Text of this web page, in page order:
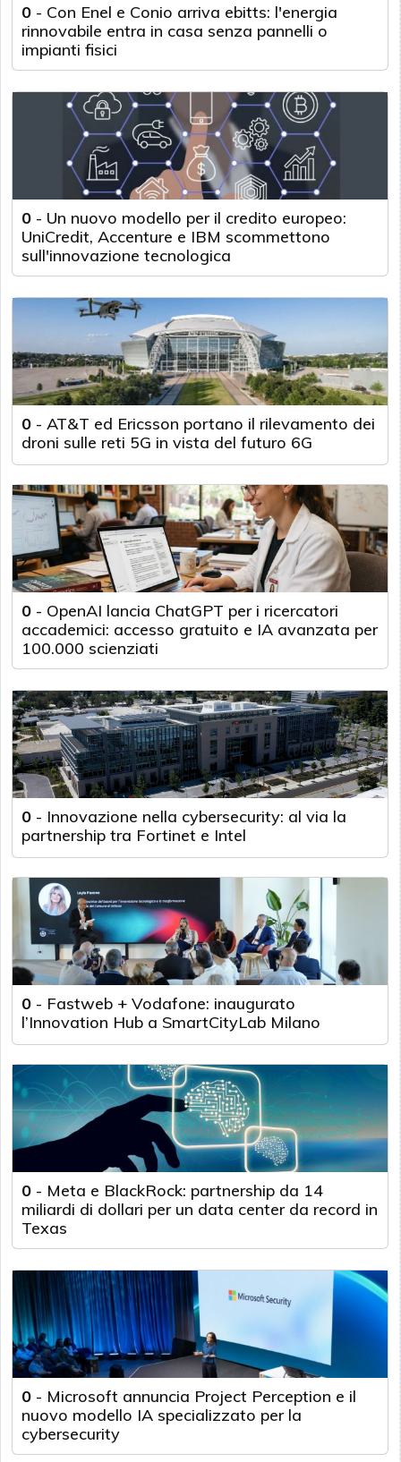
0 - Con Enel e Conio arriva ebitts: l'energia
rinnovabile entra in casa senza pannelli o
impianti fisici
0 - Un nuovo modello per il credito europeo:
UniCredit, Accenture e IBM scommettono
sull'innovazione tecnologica
0 - AT&T ed Ericsson portano il rilevamento dei
droni sulle reti 5G in vista del futuro 6G
0 - OpenAI lancia ChatGPT per i ricercatori
accademici: accesso gratuito e IA avanzata per
100.000 scienziati
0 - Innovazione nella cybersecurity: al via la
partnership tra Fortinet e Intel
0 - Fastweb + Vodafone: inaugurato
l’Innovation Hub a SmartCityLab Milano
0 - Meta e BlackRock: partnership da 14
miliardi di dollari per un data center da record in
Texas
0 - Microsoft annuncia Project Perception e il
nuovo modello IA specializzato per la
cybersecurity